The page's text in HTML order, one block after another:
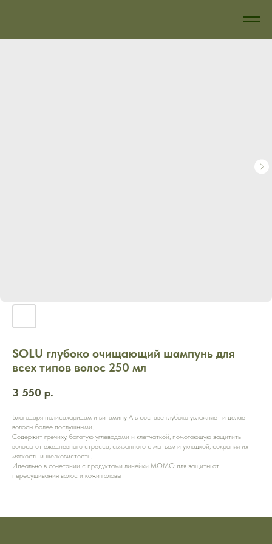
SOLU глубоко очищающий шампунь для
всех типов волос 250 мл
3 550 р.
Благодаря полисахаридам и витамину А в составе глубоко увлажняет и делает
волосы более послушными.
Содержит гречиху, богатую углеводами и клетчаткой, помогающую защитить
волосы от ежедневного стресса, связанного с мытьем и укладкой, сохраняя их
мягкость и шелковистость.
Идеально в сочетании с продуктами линейки MOMO для защиты от
пересушивания волос и кожи головы